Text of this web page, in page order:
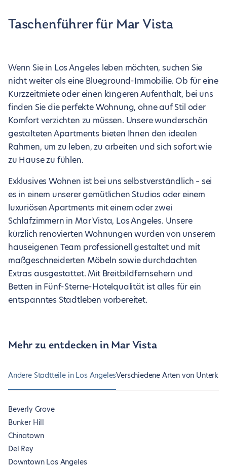
Taschenführer für Mar Vista
Wenn Sie in Los Angeles leben möchten, suchen Sie
nicht weiter als eine Blueground-Immobilie. Ob für eine
Kurzzeitmiete oder einen längeren Aufenthalt, bei uns
finden Sie die perfekte Wohnung, ohne auf Stil oder
Komfort verzichten zu müssen. Unsere wunderschön
gestalteten Apartments bieten Ihnen den idealen
Rahmen, um zu leben, zu arbeiten und sich sofort wie
zu Hause zu fühlen.
Exklusives Wohnen ist bei uns selbstverständlich – sei
es in einem unserer gemütlichen Studios oder einem
luxuriösen Apartments mit einem oder zwei
Schlafzimmern in Mar Vista, Los Angeles. Unsere
kürzlich renovierten Wohnungen wurden von unserem
hauseigenen Team professionell gestaltet und mit
maßgeschneiderten Möbeln sowie durchdachten
Extras ausgestattet. Mit Breitbildfernsehern und
Betten in Fünf-Sterne-Hotelqualität ist alles für ein
entspanntes Stadtleben vorbereitet.
Mehr zu entdecken in Mar Vista
Andere Stadtteile in Los AngelesVerschiedene Arten von
Beverly Grove
Bunker Hill
Chinatown
Del Rey
Downtown Los Angeles